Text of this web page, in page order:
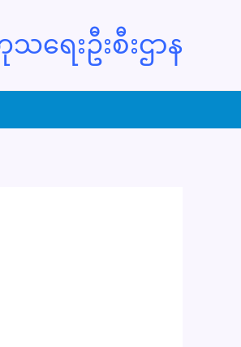
ရေးဦးစီးဌာန